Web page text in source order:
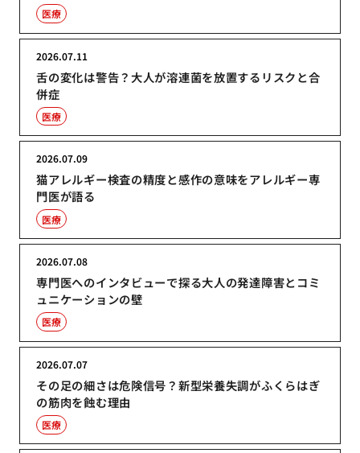
医療
舌の変化は警告？大人が溶連菌を放置するリスクと合
併症
2026.07.11
医療
猫アレルギー検査の精度と感作の意味をアレルギー専
門医が語る
2026.07.09
医療
専門医へのインタビューで探る大人の発達障害とコミ
ュニケーションの壁
2026.07.08
医療
その足の細さは危険信号？新型栄養失調がふくらはぎ
の筋肉を蝕む理由
2026.07.07
医療